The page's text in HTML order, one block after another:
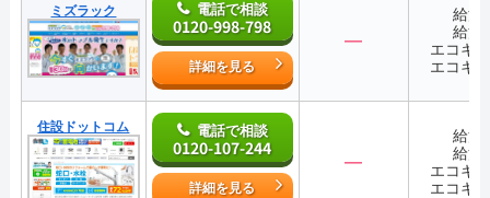
ミズラック 電話で相談
0120-998-798
詳細を見る
―
給湯
給湯
エコキ
エコキ
住設ドットコム 電話で相談
0120-107-244
詳細を見る
―
給湯
給湯
エコキ
エコキ